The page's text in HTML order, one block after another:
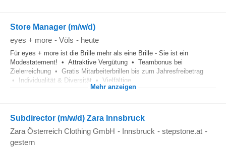
Store Manager (m/w/d)
eyes + more - Völs - heute
Für eyes + more ist die Brille mehr als eine Brille - Sie ist ein
Modestatement! • Attraktive Vergütung • Teambonus bei
Zielerreichung • Gratis Mitarbeiterbrillen bis zum Jahresfreibetrag
• Individualität & Diversität • Vielfältige...
Mehr anzeigen
Subdirector (m/w/d) Zara Innsbruck
Zara Österreich Clothing GmbH - Innsbruck - stepstone.at -
gestern